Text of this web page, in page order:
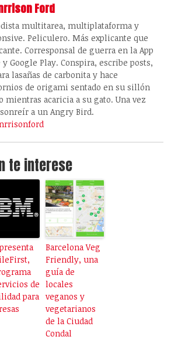
Ford
multitarea, multiplataforma y
Peliculero. Más explicante que
Corresponsal de guerra en la App
y Google Play. Conspira, escribe posts,
lasañas de carbonita y hace
de origami sentado en su sillón
mientras acaricia a su gato. Una vez
a un Angry Bird.
te interese
de
para
Barcelona Veg
Friendly, una
guía de
locales
veganos y
vegetarianos
de la Ciudad
Condal